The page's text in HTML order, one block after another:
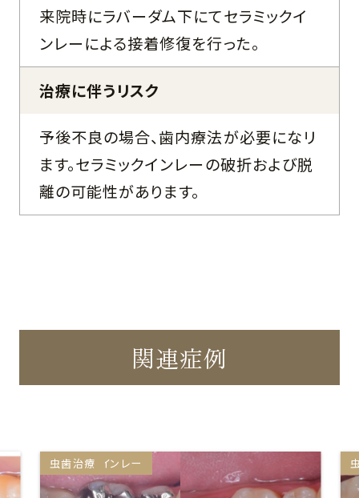
来院時にラバーダム下にてセラミックイ
ンレーによる接着修復を行った。
治療に伴うリスク
予後不良の場合、歯内療法が必要になリ
ます。セラミックインレーの破折および脱
離の可能性があります。
関連症例
セラミックインレー
虫歯治療